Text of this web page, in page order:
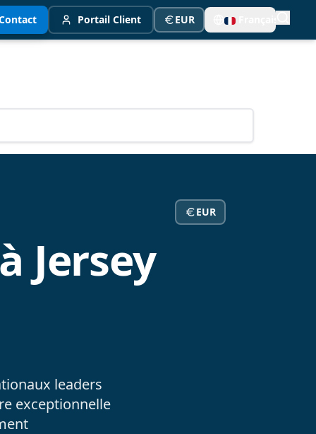
Portail Client EUR
EUR
Jersey
leaders
exceptionnelle